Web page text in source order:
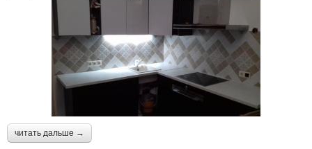
читать дальше →